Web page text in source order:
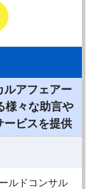
ルアフェアー
様々な助言や
ービスを提供
ルドコンサル